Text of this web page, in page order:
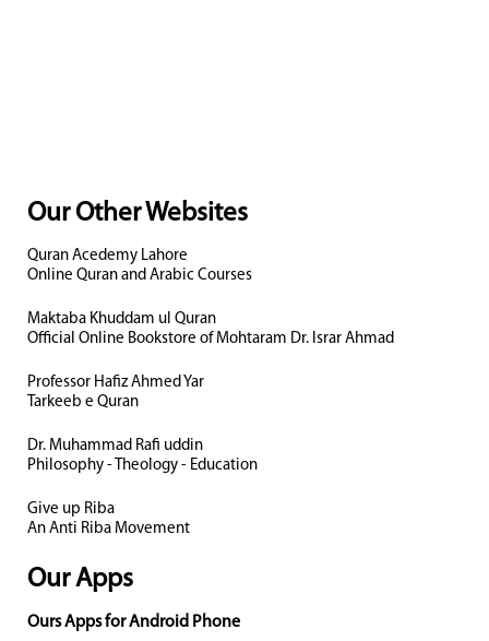
Our Other Websites
Quran Acedemy Lahore
Online Quran and Arabic Courses
Maktaba Khuddam ul Quran
Official Online Bookstore of Mohtaram Dr. Israr Ahmad
Professor Hafiz Ahmed Yar
Tarkeeb e Quran
Dr. Muhammad Rafi uddin
Philosophy - Theology - Education
Give up Riba
An Anti Riba Movement
Our Apps
Ours Apps for Android Phone